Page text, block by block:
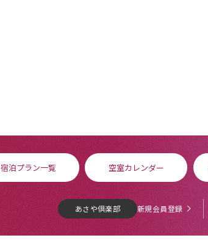
宿泊プラン一覧 空室カレンダー
あさや倶楽部 新規会員登録